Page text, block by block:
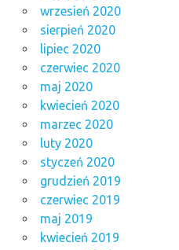
wrzesień 2020
sierpień 2020
lipiec 2020
czerwiec 2020
maj 2020
kwiecień 2020
marzec 2020
luty 2020
styczeń 2020
grudzień 2019
czerwiec 2019
maj 2019
kwiecień 2019